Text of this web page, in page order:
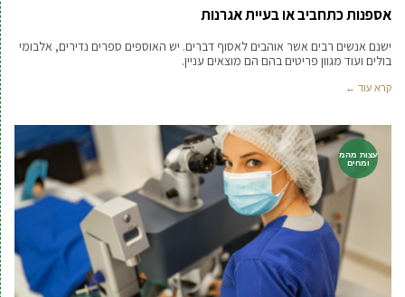
אספנות כתחביב או בעיית אגרנות
ישנם אנשים רבים אשר אוהבים לאסוף דברים. יש האוספים ספרים נדירים, אלבומי
בולים ועוד מגוון פריטים בהם הם מוצאים עניין.
קרא עוד ←
עצות מהמ
ומחים